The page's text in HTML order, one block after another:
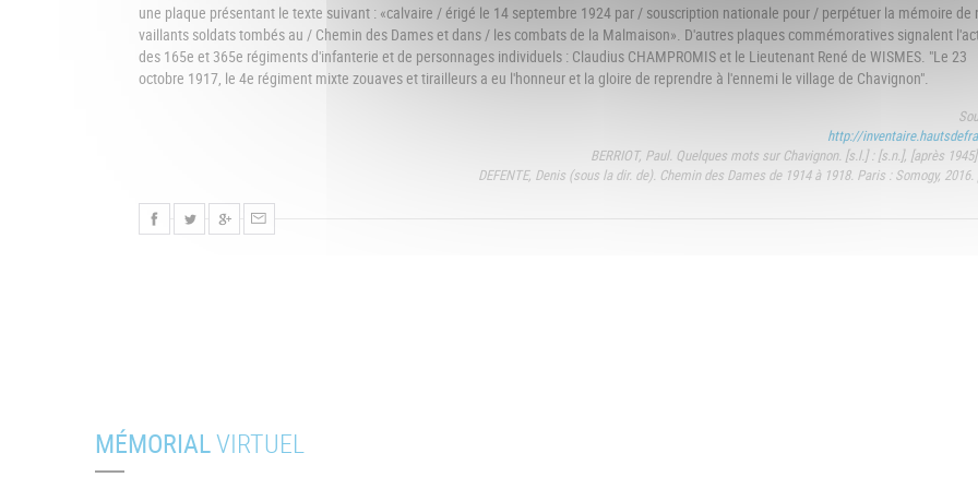
une plaque présentant le texte suivant : «calvaire / érigé le 14 septembre 1924 par / souscription nationale pour / perpétuer la mémoire de
vaillants soldats tombés au / Chemin des Dames et dans / les combats de la Malmaison». D'autres plaques commémoratives signalent
des 165e et 365e régiments d'infanterie et de personnages individuels : Claudius CHAMPROMIS et le Lieutenant René de WISMES. "Le 23
octobre 1917, le 4e régiment mixte zouaves et tirailleurs a eu l'honneur et la gloire de reprendre à l'ennemi le village de Chavignon".
http://
BERRIOT, Paul. Quelques mots sur Chavignon. [s.l.] : [s.n.], [après
DEFENTE, Denis (sous la dir. de). Chemin des Dames de 1914 à 1918. Paris : Somogy, 2016.
MÉMORIALVIRTUEL